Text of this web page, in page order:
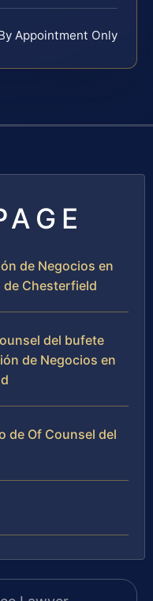
Appointment Only
de Negocios en
de Chesterfield
del bufete
de Negocios en
de Of Counsel del